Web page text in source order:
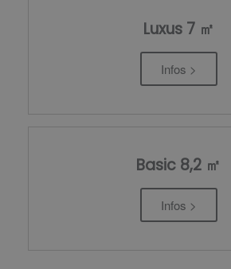
Luxus 7 ㎡
Infos >
Basic 8,2 ㎡
Infos >